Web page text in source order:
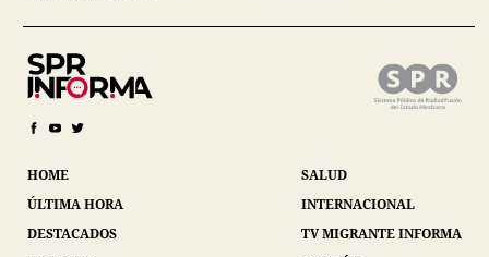
HOME
ÚLTIMA HORA
DESTACADOS
SALUD
INTERNACIONAL
TV MIGRANTE INFORMA